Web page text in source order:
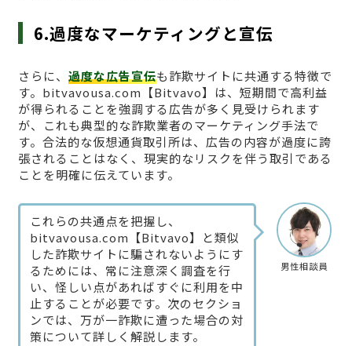
6.過度なマーケティングと宣伝
さらに、 過度な広告宣伝も詐欺サイトに共通する特徴で
す。bitvavousa.com【Bitvavo】は、短期間で高利益
が得られることを強調する広告が多く見受けられます
が、これも典型的な詐欺業者のマーケティング手法で
す。合法的な仮想通貨取引所は、広告の内容が過度に誇
張されることはなく、現実的なリスクを伴う取引である
ことを明確に伝えています。
男性相談員
これらの共通点を把握し、
bitvavousa.com【Bitvavo】と類似
した詐欺サイトに騙されないようにす
るためには、常に注意深く調査を行
い、怪しい点があればすぐに利用を中
止することが必要です。次のセクショ
ンでは、万が一詐欺に遭った場合の対
策について詳しく解説します。